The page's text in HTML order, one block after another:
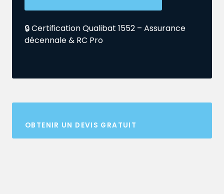
🔒 Certification Qualibat 1552 – Assurance
décennale & RC Pro
OBTENIR UN DEVIS GRATUIT